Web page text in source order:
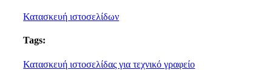
Κατασκευή ιστοσελίδων
Tags:
Κατασκευή ιστοσελίδας για τεχνικό γραφείο